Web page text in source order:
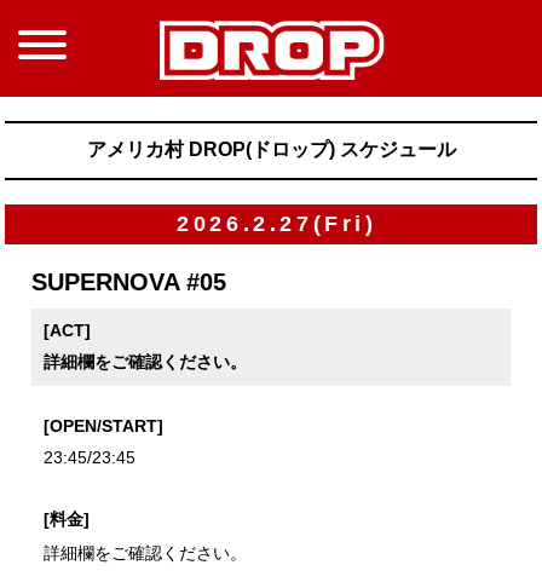
アメリカ村 DROP(ドロップ) スケジュール
2026.2.27(Fri)
SUPERNOVA #05
[ACT]
詳細欄をご確認ください。
[OPEN/START]
23:45/23:45
[料金]
詳細欄をご確認ください。